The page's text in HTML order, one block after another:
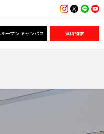
オープンキャンパス 資料請求